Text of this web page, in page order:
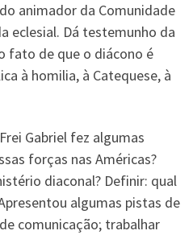
animador da Comunidade
eclesial. Dá testemunho da
fato de que o diácono é
à homilia, à Catequese, à
Gabriel fez algumas
forças nas Américas?
diaconal? Definir: qual
algumas pistas de
comunicação; trabalhar